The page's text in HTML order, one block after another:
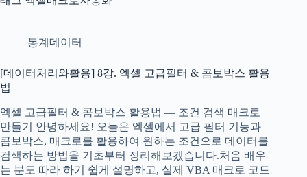
뛰
통계데이터
[데이터처리와활용] 8강. 엑셀 고급필터 & 콤보박스 활용
법
엑셀 고급필터 & 콤보박스 활용법 — 조건 검색 매크로
만들기 안녕하세요! 오늘은 엑셀에서 고급 필터 기능과
콤보박스, 매크로를 활용하여 원하는 조건으로 데이터를
검색하는 방법을 기초부터 정리해보겠습니다.처음 배우
는 분도 따라 하기 쉽게 설명하고, 실제 VBA 매크로 코드